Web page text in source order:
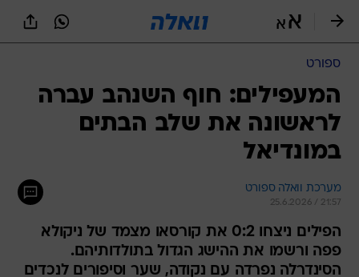
ספורט
המעפילים: חוף השנהב עברה
לראשונה את שלב הבתים
במונדיאל
מערכת וואלה ספורט
25.6.2026 / 21:57
הפילים ניצחו 0:2 את קורסאו מצמד של ניקולא
פפה ורשמו את ההישג הגדול בתולדותיהם.
הסינדרלה נפרדה עם נקודה, שער וסיפורים לנכדים